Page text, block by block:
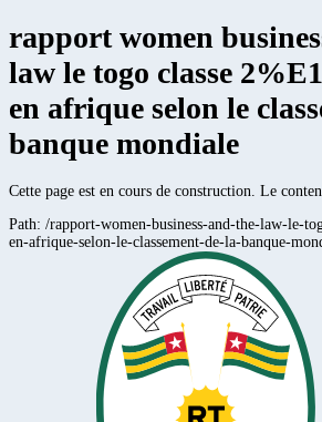
rapport women
law le togo classe
en afrique selon le
banque mondiale
Cette page est en cours de construction. Le
Path: /rapport-women-business-and-the-law-le-
en-afrique-selon-le-classement-de-la-banque-